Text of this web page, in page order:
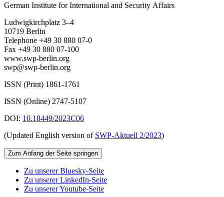
German Institute for International and Security Affairs
Ludwigkirchplatz 3–4
10719 Berlin
Telephone +49 30 880 07-0
Fax +49 30 880 07-100
www.swp-berlin.org
swp@swp-berlin.org
ISSN (Print) 1861-1761
ISSN (Online) 2747-5107
DOI: 10.18449/2023C06
(Updated English version of SWP‑Aktuell 2/2023)
Zum Anfang der Seite springen
Zu unserer Bluesky-Seite
Zu unserer LinkedIn-Seite
Zu unserer Youtube-Seite